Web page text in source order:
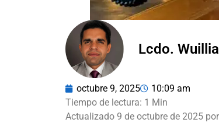
Lcdo.
octubre 9, 2025 10:09 am
Actualizado 9 de octubre de 2025 por